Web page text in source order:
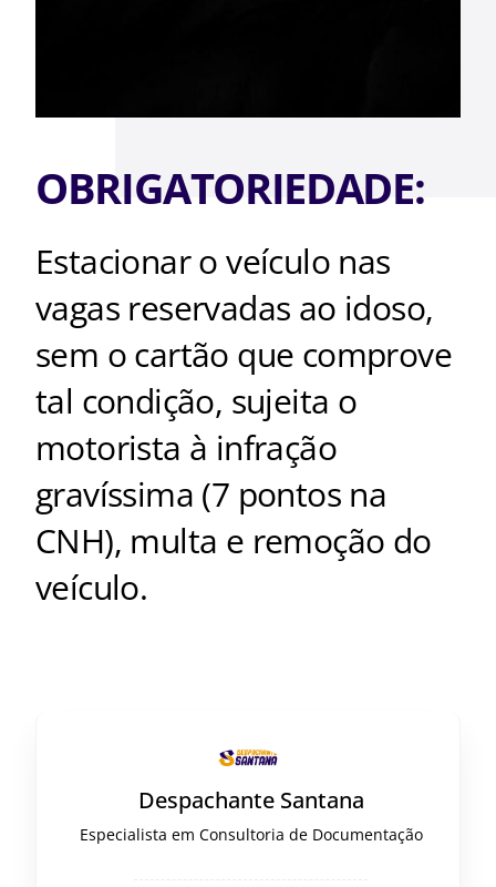
OBRIGATORIEDADE:
Estacionar o veículo nas
vagas reservadas ao idoso,
sem o cartão que comprove
tal condição, sujeita o
motorista à infração
gravíssima (7 pontos na
CNH), multa e remoção do
veículo.
Despachante Santana
Especialista em Consultoria de Documentação